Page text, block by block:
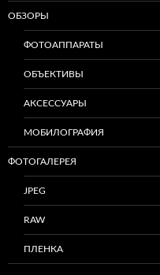
ОБЗОРЫ
ФОТОАППАРАТЫ
ОБЪЕКТИВЫ
АКСЕССУАРЫ
МОБИЛОГРАФИЯ
ФОТОГАЛЕРЕЯ
JPEG
RAW
ПЛЕНКА